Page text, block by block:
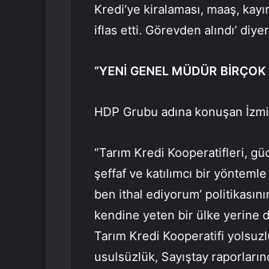
Kredi’ye kiralaması, maaş,
iflas etti. Görevden alındı’
“YENİ GENEL MÜDÜR
HDP Grubu adına konuşan
“Tarım Kredi Kooperatifleri,
şeffaf ve katılımcı bir
ben ithal ediyorum’
kendine yeten bir ülke yerine
Tarım Kredi Kooperatifi
usulsüzlük, Sayıştay